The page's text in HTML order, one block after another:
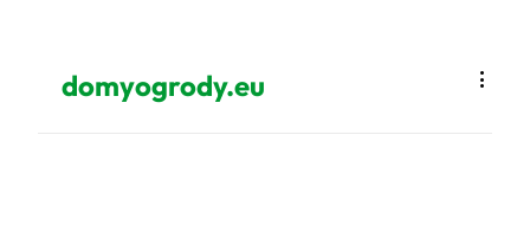
domyogrody.eu